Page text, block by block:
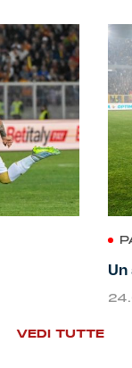
Un
VEDI TUTTE